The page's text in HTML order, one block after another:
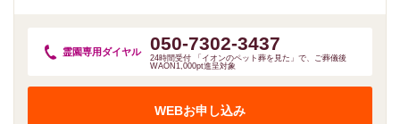
霊園専用 ダイヤル 050-7302-3437
24時間受付 「イオンのペット葬を見た」で、ご葬儀後
WAON1,000pt進呈対象
WEBお申し込み